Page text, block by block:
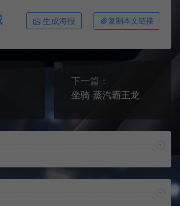
生成海报 复制本文链接
下一篇：
坐骑 蒸汽霸王龙